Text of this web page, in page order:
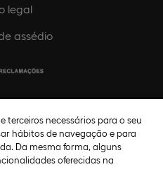
legal
assédio
de ética
compliance
terceiros necessários para o seu
hábitos de navegação e para
Da mesma forma, alguns
oferecidas na